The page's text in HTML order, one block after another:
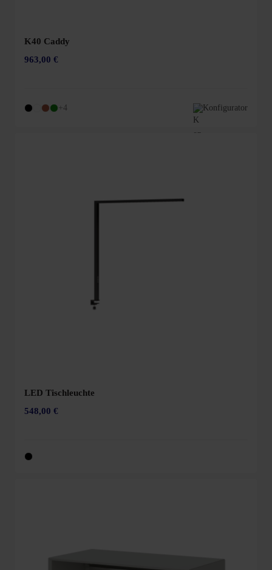
K40 Caddy
963,00 €
+4 Konfigurator
LED Tischleuchte
548,00 €